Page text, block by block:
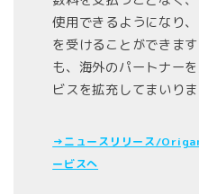
使用できるようになり
を受けることができま
も、海外のパートナー
ビスを拡充してまいりま
→ニュースリリース/
ービスへ